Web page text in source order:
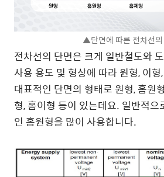
▲단면에 따른 전차선의
전차선의 단면은 크게 일반철도와
사용 용도 및 형상에 따라 원형, 이
대표적인 단면의 형태로 원형, 홈원
형, 홈이형 등이 있는데요. 일반적
인 홈원형을 많이 사용합니다.